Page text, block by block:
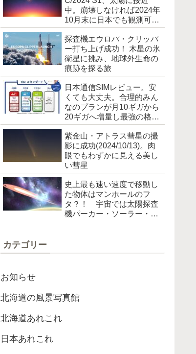
中。崩壊しなければ2024年
10月末に日本でも観測可能
に [追記]霧散しました
探査機エウロパ・クリッパ
ー打ち上げ成功！ 木星の氷
衛星に挑み、地球外生命の
痕跡を探る旅
日本通信SIMレビュー。安
くても大丈夫。合理的みん
なのプランが月10ギガから
20ギガへ増量し最強の格安
SIM爆誕！
紫金山・アトラス彗星の撮
影に成功(2024/10/13)。肉
眼でもわずかに見える美し
い彗星
史上最も速い速度で移動し
た物体はマンホールのフ
タ？！ 宇宙では太陽探査
機パーカー・ソーラー・プ
カテゴリー
お知らせ
北海道の風景写真館
北海道あれこれ
日本あれこれ